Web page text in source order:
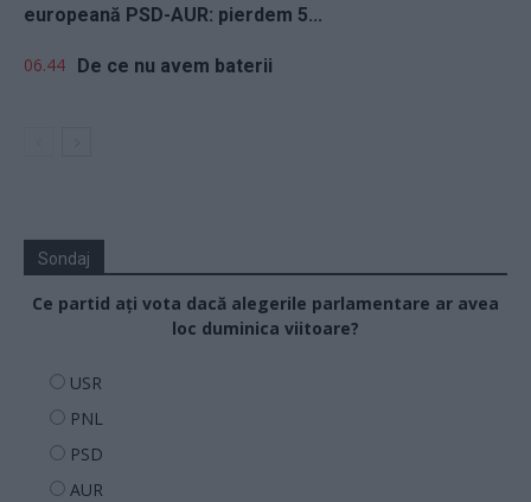
europeană PSD-AUR: pierdem 5...
06.44 De ce nu avem baterii
Sondaj
Ce partid ați vota dacă alegerile parlamentare ar avea
loc duminica viitoare?
USR
PNL
PSD
AUR